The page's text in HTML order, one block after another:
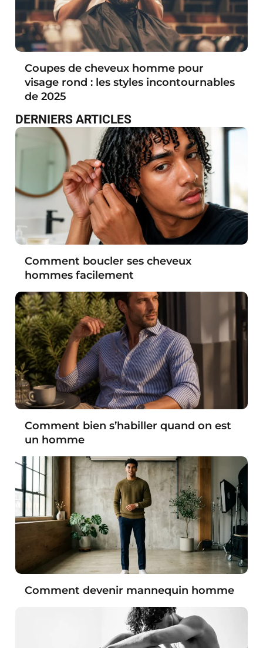
Coupes de cheveux homme pour
visage rond : les styles incontournables
de 2025
DERNIERS ARTICLES
Comment boucler ses cheveux
hommes facilement
Comment bien s’habiller quand on est
un homme
Comment devenir mannequin homme